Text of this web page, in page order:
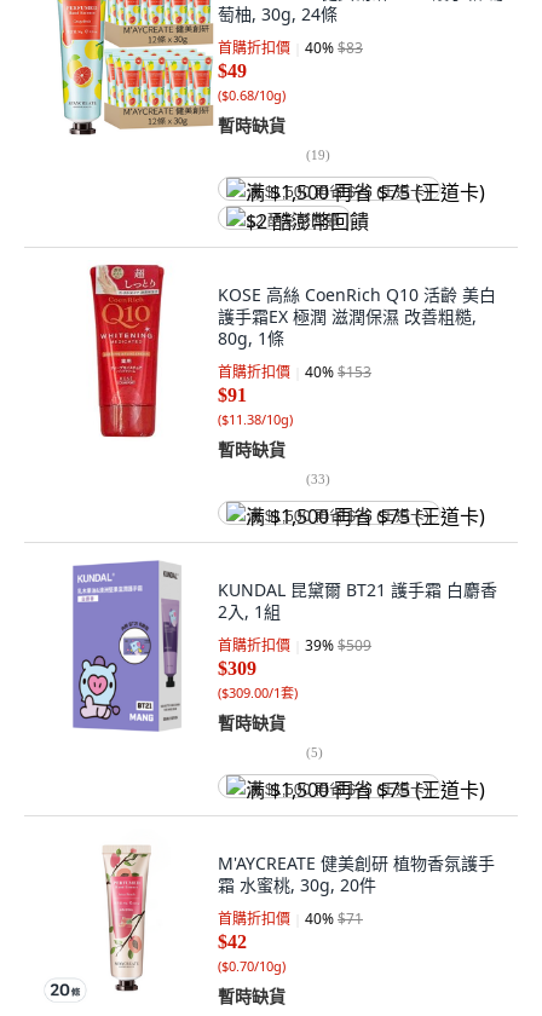
萄柚, 30g, 24條
首購折扣價 40%$83
$49
($0.68/10g)
暫時缺貨
(19)
满 $1,500 再省 $75 (王道卡)
$2 酷澎幣回饋
KOSE 高絲 CoenRich Q10 活齡 美白
護手霜EX 極潤 滋潤保濕 改善粗糙,
80g, 1條
首購折扣價 40%$153
$91
($11.38/10g)
暫時缺貨
(33)
满 $1,500 再省 $75 (王道卡)
KUNDAL 昆黛爾 BT21 護手霜 白麝香
2入, 1組
首購折扣價 39%$509
$309
($309.00/1套)
暫時缺貨
(5)
满 $1,500 再省 $75 (王道卡)
M'AYCREATE 健美創研 植物香氛護手
霜 水蜜桃, 30g, 20件
首購折扣價 40%$71
$42
($0.70/10g)
暫時缺貨